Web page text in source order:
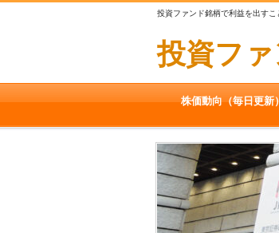
投資ファンド銘柄で利益を出す
投資フ
株価動向（毎日更新